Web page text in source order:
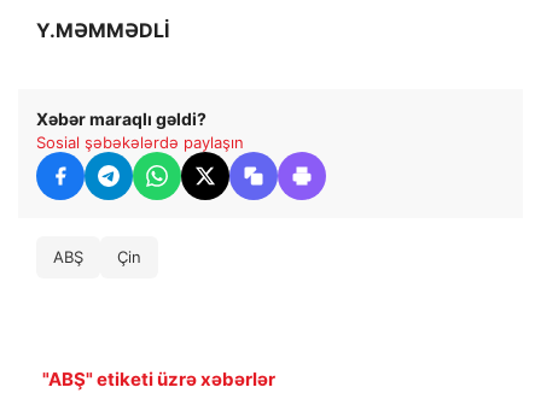
Y.MƏMMƏDLİ
Xəbər maraqlı gəldi?
Sosial şəbəkələrdə paylaşın
ABŞ Çin
"ABŞ" etiketi üzrə xəbərlər